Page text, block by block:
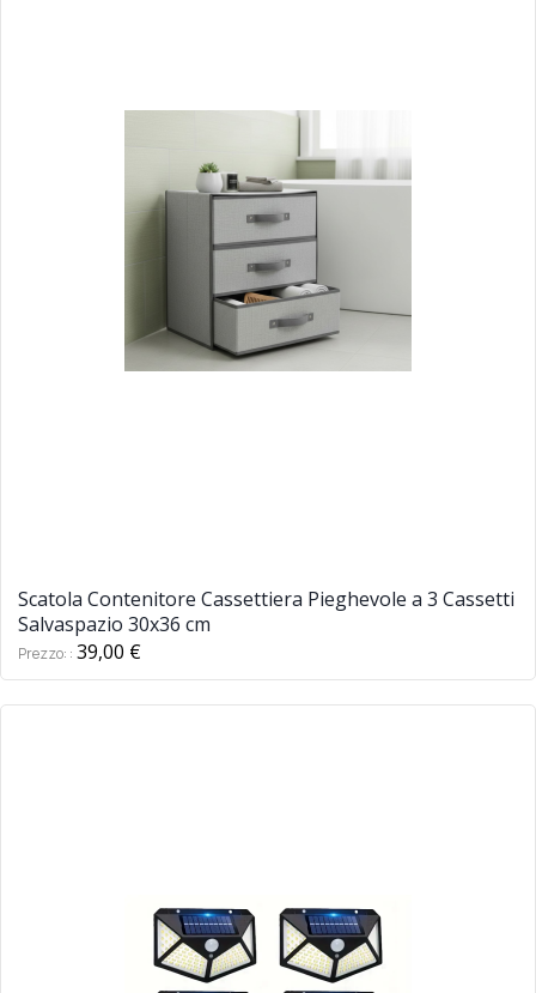
Scatola Contenitore Cassettiera Pieghevole a 3 Cassetti
Salvaspazio 30x36 cm
Prezzo: 39,00 €